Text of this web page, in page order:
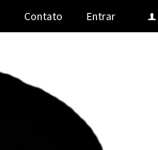
Contato Entrar f